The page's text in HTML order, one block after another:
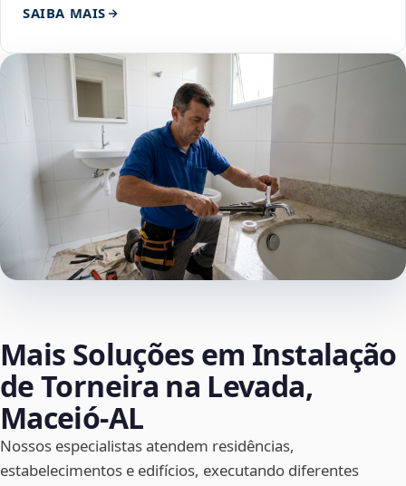
SAIBA MAIS
Mais Soluções em Instalação
de Torneira na Levada,
Maceió‑AL
Nossos especialistas atendem residências,
estabelecimentos e edifícios, executando diferentes